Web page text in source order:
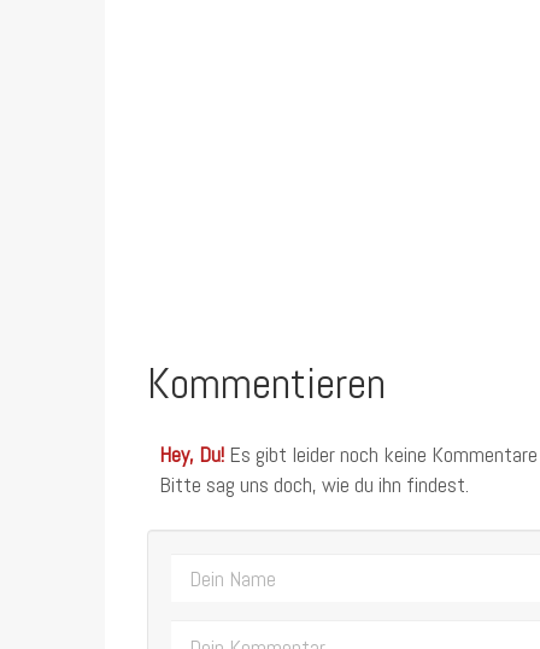
Kommentieren
Hey, Du! Es gibt leider noch keine
Bitte sag uns doch, wie du ihn findest.